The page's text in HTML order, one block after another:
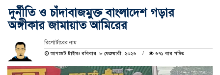
দুর্নীতি ও চাঁদাবাজমুক্ত বাংলাদেশ গড়ার
অঙ্গীকার জামায়াত আমিরের
রিপোর্টারের নাম
আপডেট টাইমঃ রবিবার, ৮ ফেব্রুয়ারী, ২০২৬
৬৭১ বার পঠিত